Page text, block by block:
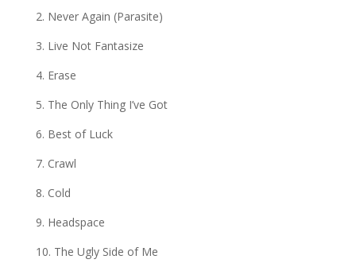
2. Never Again (Parasite)
3. Live Not Fantasize
4. Erase
5. The Only Thing I’ve Got
6. Best of Luck
7. Crawl
8. Cold
9. Headspace
10. The Ugly Side of Me